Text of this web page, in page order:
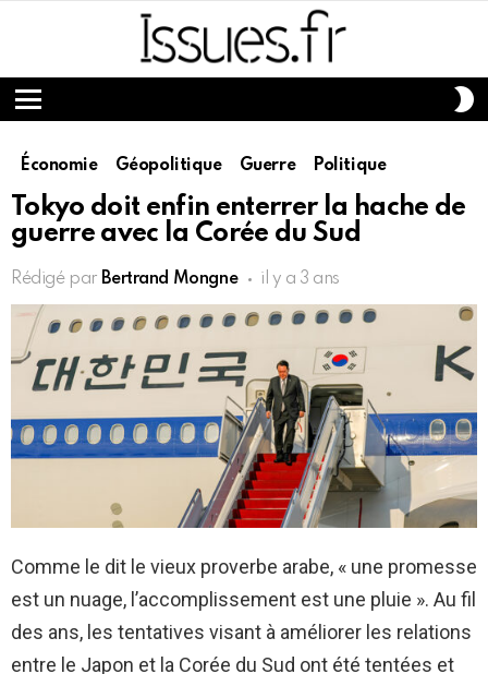
Menu
Économie Géopolitique Guerre Politique
Tokyo doit enfin enterrer la hache de
guerre avec la Corée du Sud
Rédigé par Bertrand Mongne il y a 3 ans
Comme le dit le vieux proverbe arabe, « une promesse
est un nuage, l’accomplissement est une pluie ». Au fil
des ans, les tentatives visant à améliorer les relations
entre le Japon et la Corée du Sud ont été tentées et